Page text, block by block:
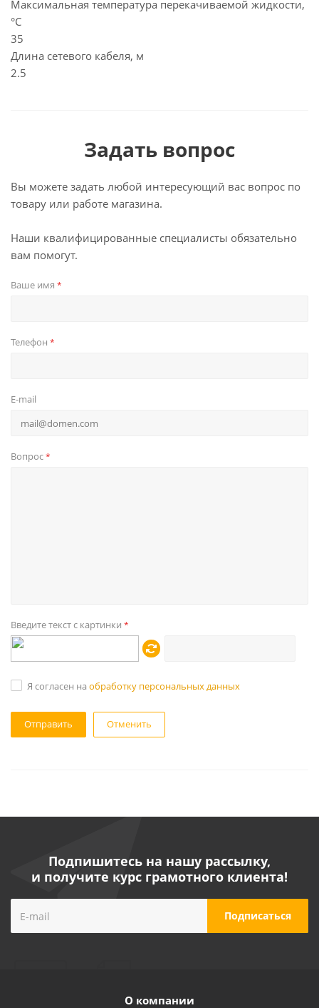
Максимальная температура перекачиваемой жидкости,
°C
35
Длина сетевого кабеля, м
2.5
Задать вопрос
Вы можете задать любой интересующий вас вопрос по
товару или работе магазина.
Наши квалифицированные специалисты обязательно
вам помогут.
Ваше имя *
Телефон *
E-mail
Вопрос*
Введите текст с картинки *
Я согласен на обработку персональных данных
Отменить
Подпишитесь на нашу рассылку,
и получите курс грамотного клиента!
О компании